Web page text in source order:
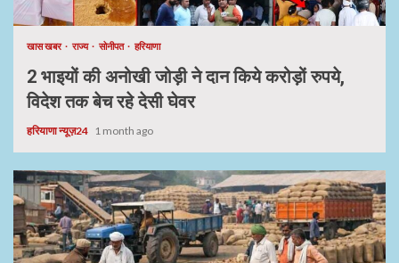
खास खबर राज्य सोनीपत हरियाणा
2 भाइयों की अनोखी जोड़ी ने दान किये करोड़ों रुपये,
विदेश तक बेच रहे देसी घेवर
हरियाणा न्यूज़24 1 month ago